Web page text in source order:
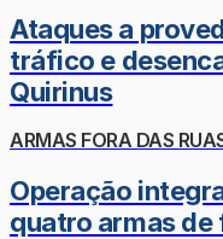
Ataques a
tráfico e
Quirinus
ARMAS FORA DAS
Operação
quatro armas de